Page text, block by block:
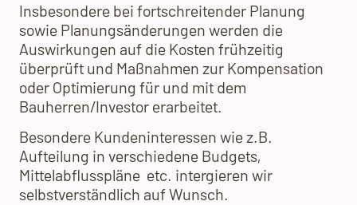
Insbesondere bei fortschreitender Planung
sowie Planungsänderungen werden die
Auswirkungen auf die Kosten frühzeitig
überprüft und Maßnahmen zur Kompensation
oder Optimierung für und mit dem
Bauherren/Investor erarbeitet.
Besondere Kundeninteressen wie z.B.
Aufteilung in verschiedene Budgets,
Mittelabflusspläne etc. intergieren wir
selbstverständlich auf Wunsch.